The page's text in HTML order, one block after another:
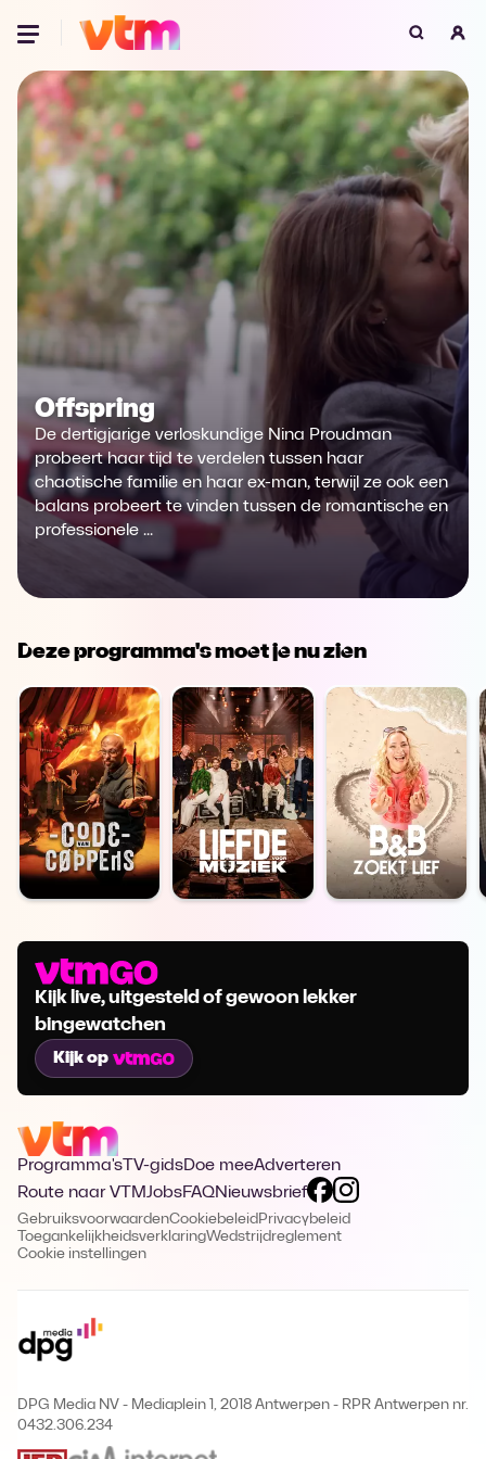
Voor je onze programma's gaat ontdekken,
best je browser updaten of hieronder één
van de ondersteunde browsers
downloaden.
Google Chrome Download
Download
Safari Download
Microsoft Edge Download
Opera Download
Offspring
De dertigjarige verloskundige Nina Proudman
probeert haar tijd te verdelen tussen haar
chaotische familie en haar ex-man, terwijl ze ook een
balans probeert te vinden tussen de romantische en
professionele ...
Deze programma's moet je nu zien
Kijk live, uitgesteld of gewoon lekker
bingewatchen
Kijk op
Programma'sTV-gidsDoe meeAdverteren
Route naar VTMJobsFAQNieuwsbrief
GebruiksvoorwaardenCookiebeleid Privacybeleid
ToegankelijkheidsverklaringWedstrijdreglement
Cookie instellingen
DPG Media NV - Mediaplein 1, 2018 Antwerpen - RPR Antwerpen nr.
0432.306.234